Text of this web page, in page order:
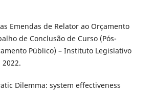
Emendas de Relator ao Orçamento
de Conclusão de Curso (Pós-
Público) – Instituto Legislativo
Dilemma: system effectiveness